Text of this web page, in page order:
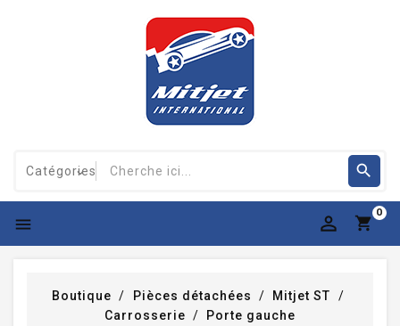

0
Boutique Pièces détachées
Mitjet ST
Carrosserie
Porte gauche